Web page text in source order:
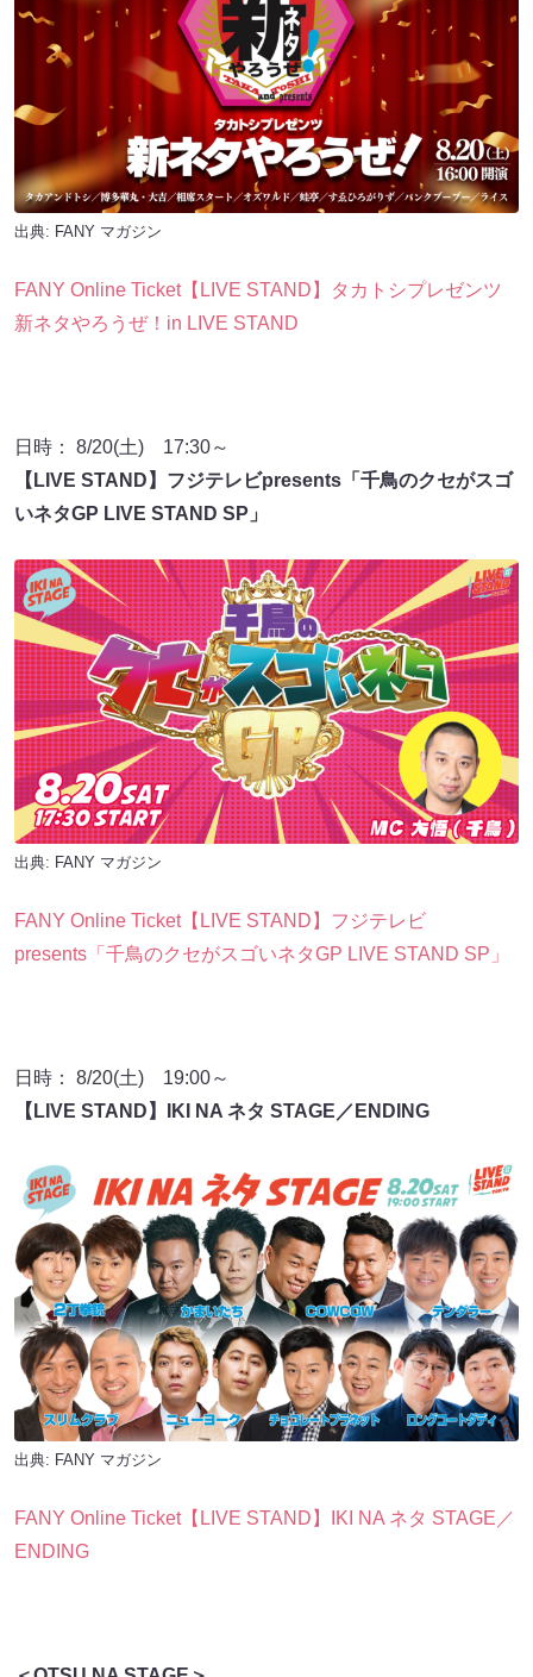
出典: FANY マガジン
FANY Online Ticket【LIVE STAND】タカトシプレゼンツ
新ネタやろうぜ！in LIVE STAND
日時： 8/20(土) 17:30～
【LIVE STAND】フジテレビpresents「千鳥のクセがスゴ
いネタGP LIVE STAND SP」
出典: FANY マガジン
FANY Online Ticket【LIVE STAND】フジテレビ
presents「千鳥のクセがスゴいネタGP LIVE STAND SP」
日時： 8/20(土) 19:00～
【LIVE STAND】IKI NA ネタ STAGE／ENDING
出典: FANY マガジン
FANY Online Ticket【LIVE STAND】IKI NA ネタ STAGE／
ENDING